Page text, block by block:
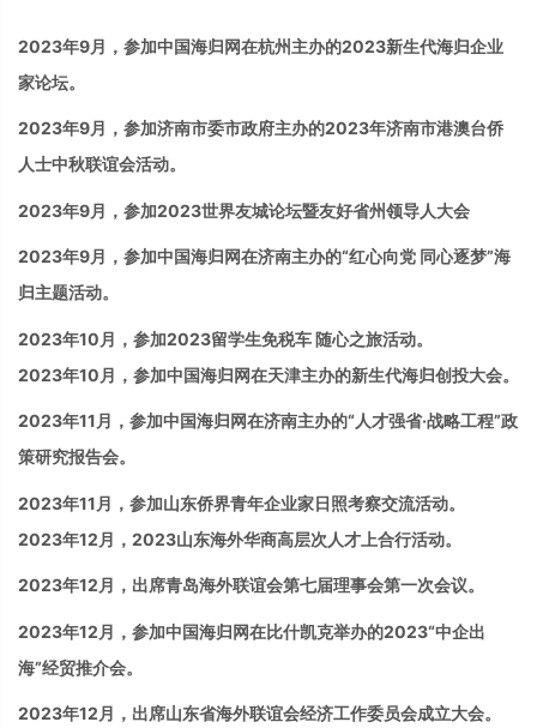
2023年9月， 参加中国海归网在杭州主办的2023新生代海归企业
家论坛。
2023年9月， 参加济南市委市政府主办的2023年济南市港澳台侨
人士中秋联谊会活动。
2023年9月， 参加2023世界友城论坛暨友好省州领导人大会
2023年9月， 参加中国海归网在济南主办的“红心向党 同心逐梦”海
归主题活动。
2023年10月，参加2023留学生免税车 随心之旅活动。
2023年10 月， 参加中国海归网在天津主办的新生代海归创投大会。
2023年11 月， 参加中国海归网在济南主办的“人才强省·战略工程”政
策研究报告会。
2023年11 月， 参加山东侨界青年企业家日照考察交流活动。
2023年12 月， 2023山东海外华商高层次人才上合行活动。
2023年12 月，出席青岛海外联谊会第七届理事会第一次会议。
2023年12 月， 参加中国海归网在比什凯克举办的2023“中企出
海”经贸推介会。
2023年12 月，出席山东省海外联谊会经济工作委员会成立大会。